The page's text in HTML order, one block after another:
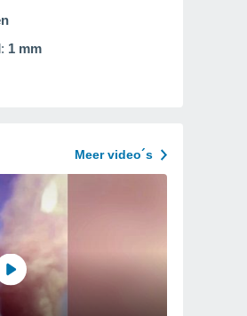
1 mm
Meer video´s